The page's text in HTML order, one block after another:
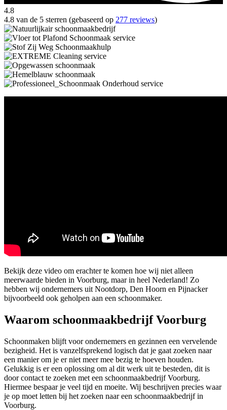
4.8
4.8 van de 5 sterren (gebaseerd op 277 reviews)
Bekijk deze video om erachter te komen hoe wij niet alleen
meerwaarde bieden in Voorburg, maar in heel Nederland! Zo
hebben wij ondernemers uit Nootdorp, Den Hoorn en Pijnacker
bijvoorbeeld ook geholpen aan een schoonmaker.
Waarom schoonmaakbedrijf Voorburg
Schoonmaken blijft voor ondernemers en gezinnen een vervelende
bezigheid. Het is vanzelfsprekend logisch dat je gaat zoeken naar
een manier om je er niet meer mee bezig te hoeven houden.
Gelukkig is er een oplossing om al dit werk uit te besteden, dit is
door contact te zoeken met een schoonmaakbedrijf Voorburg.
Hiermee bespaar je veel tijd en moeite. Wij beschrijven precies waar
je op moet letten bij het zoeken naar een schoonmaakbedrijf in
Voorburg.